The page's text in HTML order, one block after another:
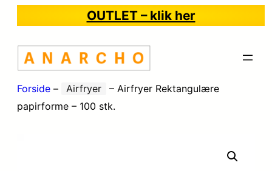
OUTLET – klik her
Forside – Airfryer – Airfryer Rektangulære
papirforme – 100 stk.